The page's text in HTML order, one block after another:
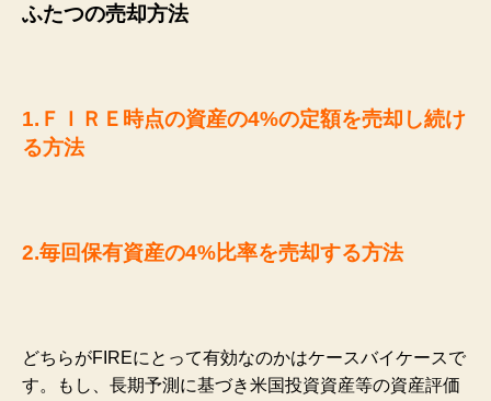
ふたつの売却方法
1.ＦＩＲＥ時点の資産の4%の定額を売却し続け
る方法
2.毎回保有資産の4%比率を売却する方法
どちらがFIREにとって有効なのかはケースバイケースで
す。もし、長期予測に基づき米国投資資産等の資産評価